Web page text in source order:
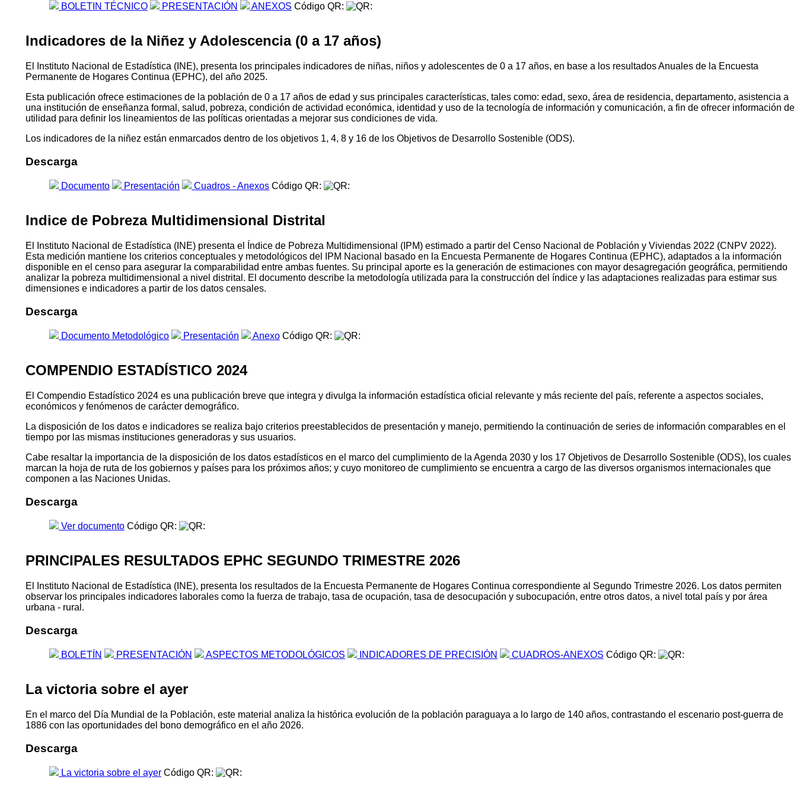
BOLETIN TÉCNICO PRESENTACIÓN ANEXOS Código QR:
Indicadores de la Niñez y Adolescencia (0 a 17 años)
El Instituto Nacional de Estadística (INE), presenta los principales indicadores de niñas, niños y adolescentes de 0 a 17 años, en base a los resultados Anuales de la Encuesta
Permanente de Hogares Continua (EPHC), del año 2025.
Esta publicación ofrece estimaciones de la población de 0 a 17 años de edad y sus principales características, tales como: edad, sexo, área de residencia, departamento, asistencia a
una institución de enseñanza formal, salud, pobreza, condición de actividad económica, identidad y uso de la tecnología de información y comunicación, a fin de ofrecer información de
utilidad para definir los lineamientos de las políticas orientadas a mejorar sus condiciones de vida.
Los indicadores de la niñez están enmarcados dentro de los objetivos 1, 4, 8 y 16 de los Objetivos de Desarrollo Sostenible (ODS).
Descarga
Documento Presentación Cuadros - Anexos Código QR:
Indice de Pobreza Multidimensional Distrital
El Instituto Nacional de Estadística (INE) presenta el Índice de Pobreza Multidimensional (IPM) estimado a partir del Censo Nacional de Población y Viviendas 2022 (CNPV 2022).
Esta medición mantiene los criterios conceptuales y metodológicos del IPM Nacional basado en la Encuesta Permanente de Hogares Continua (EPHC), adaptados a la información
disponible en el censo para asegurar la comparabilidad entre ambas fuentes. Su principal aporte es la generación de estimaciones con mayor desagregación geográfica, permitiendo
analizar la pobreza multidimensional a nivel distrital. El documento describe la metodología utilizada para la construcción del índice y las adaptaciones realizadas para estimar sus
dimensiones e indicadores a partir de los datos censales.
Descarga
Documento Metodológico Presentación Anexo Código QR:
COMPENDIO ESTADÍSTICO 2024
El Compendio Estadístico 2024 es una publicación breve que integra y divulga la información estadística oficial relevante y más reciente del país, referente a aspectos sociales,
económicos y fenómenos de carácter demográfico.
La disposición de los datos e indicadores se realiza bajo criterios preestablecidos de presentación y manejo, permitiendo la continuación de series de información comparables en el
tiempo por las mismas instituciones generadoras y sus usuarios.
Cabe resaltar la importancia de la disposición de los datos estadísticos en el marco del cumplimiento de la Agenda 2030 y los 17 Objetivos de Desarrollo Sostenible (ODS), los cuales
marcan la hoja de ruta de los gobiernos y países para los próximos años; y cuyo monitoreo de cumplimiento se encuentra a cargo de las diversos organismos internacionales que
componen a las Naciones Unidas.
Descarga
Ver documento Código QR:
PRINCIPALES RESULTADOS EPHC SEGUNDO TRIMESTRE 2026
El Instituto Nacional de Estadística (INE), presenta los resultados de la Encuesta Permanente de Hogares Continua correspondiente al Segundo Trimestre 2026. Los datos permiten
observar los principales indicadores laborales como la fuerza de trabajo, tasa de ocupación, tasa de desocupación y subocupación, entre otros datos, a nivel total país y por área
urbana - rural.
Descarga
BOLETÍN PRESENTACIÓN ASPECTOS METODOLÓGICOS INDICADORES DE PRECISIÓN CUADROS-ANEXOS Código QR:
La victoria sobre el ayer
En el marco del Día Mundial de la Población, este material analiza la histórica evolución de la población paraguaya a lo largo de 140 años, contrastando el escenario post-guerra de
1886 con las oportunidades del bono demográfico en el año 2026.
Descarga
La victoria sobre el ayer Código QR: